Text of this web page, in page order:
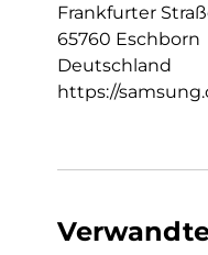
Frankfurter
65760 Eschborn
Deutschland
https://